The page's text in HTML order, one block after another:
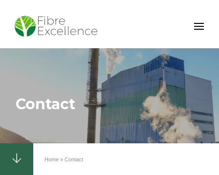
Skip
Contact
Home Contact